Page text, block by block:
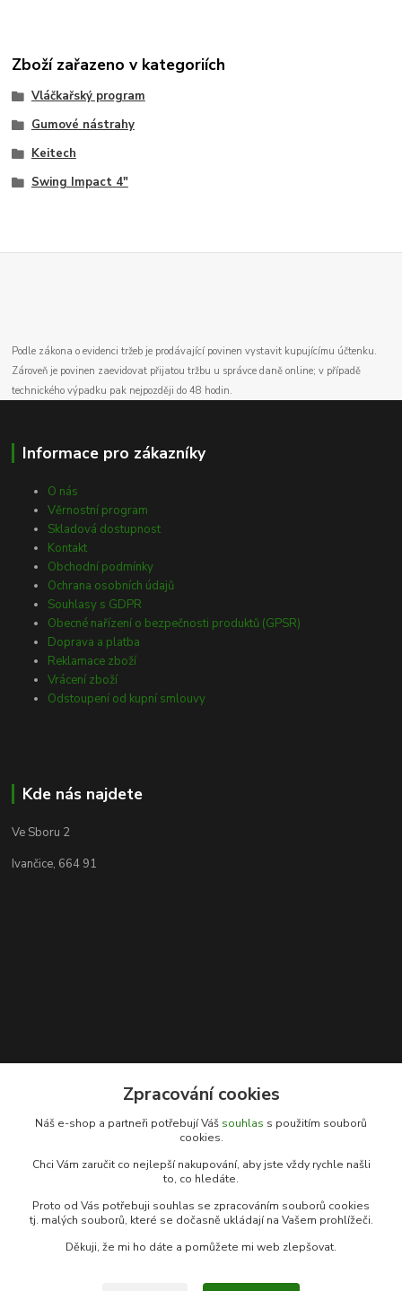
Zboží zařazeno v kategoriích
Vláčkařský program
Gumové nástrahy
Keitech
Swing Impact 4"
Podle zákona o evidenci tržeb je prodávající povinen vystavit kupujícímu účtenku.
Zároveň je povinen zaevidovat přijatou tržbu u správce daně online; v případě
technického výpadku pak nejpozději do 48 hodin.
Informace pro zákazníky
O nás
Věrnostní program
Skladová dostupnost
Kontakt
Obchodní podmínky
Ochrana osobních údajů
Souhlasy s GDPR
Obecné nařízení o bezpečnosti produktů (GPSR)
Doprava a platba
Reklamace zboží
Vrácení zboží
Odstoupení od kupní smlouvy
Kde nás najdete
Ve Sboru 2
Ivančice, 664 91
Kontakty
+420 778 039 055
(Po-Pá, 9-17 hod.)
info@rybarsky-sen.cz
Zpracování cookies
Náš e-shop a partneři potřebují Váš souhlas s použitím souborů
cookies.
Chci Vám zaručit co nejlepší nakupování, aby jste vždy rychle našli
to, co hledáte.
Proto od Vás potřebuji souhlas se zpracováním souborů cookies
tj. malých souborů, které se dočasně ukládají na Vašem prohlížeči.
Děkuji, že mi ho dáte a pomůžete mi web zlepšovat.